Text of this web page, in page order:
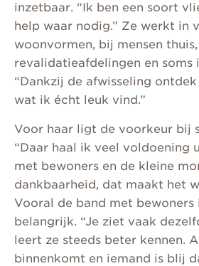
inzetbaar. “Ik ben een soort
help waar nodig.” Ze werkt in
woonvormen, bij mensen
revalidatieafdelingen en soms
“Dankzij de afwisseling
wat ik écht leuk vind.”
Voor haar ligt de voorkeur bij
“Daar haal ik veel voldoening
met bewoners en de kleine
dankbaarheid, dat maakt het
Vooral de band met bewoners
belangrijk. “Je ziet vaak
leert ze steeds beter kennen.
binnenkomt en iemand is blij